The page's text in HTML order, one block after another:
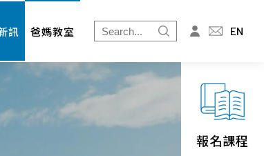
訊 爸媽教室 EN
報名課程
北北基
投資人專區